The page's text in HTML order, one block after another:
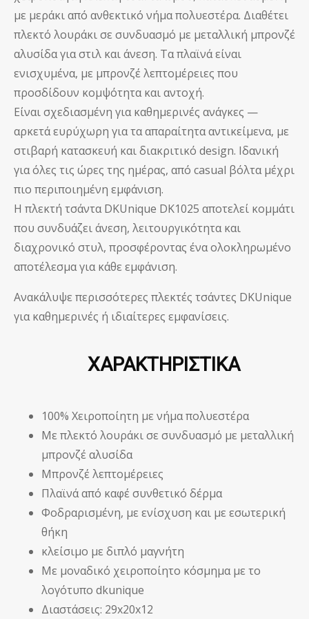
με μεράκι από ανθεκτικό νήμα πολυεστέρα. Διαθέτει
πλεκτό λουράκι σε συνδυασμό με μεταλλική μπρονζέ
αλυσίδα για στιλ και άνεση. Τα πλαϊνά είναι
ενισχυμένα, με μπρονζέ λεπτομέρειες που
προσδίδουν κομψότητα και αντοχή.
Είναι σχεδιασμένη για καθημερινές ανάγκες —
αρκετά ευρύχωρη για τα απαραίτητα αντικείμενα, με
στιβαρή κατασκευή και διακριτικό design. Ιδανική
για όλες τις ώρες της ημέρας, από casual βόλτα μέχρι
πιο περιποιημένη εμφάνιση.
Η πλεκτή τσάντα DKUnique DK1025 αποτελεί κομμάτι
που συνδυάζει άνεση, λειτουργικότητα και
διαχρονικό στυλ, προσφέροντας ένα ολοκληρωμένο
αποτέλεσμα για κάθε εμφάνιση.
Ανακάλυψε περισσότερες πλεκτές τσάντες DKUnique
για καθημερινές ή ιδιαίτερες εμφανίσεις.
ΧΑΡΑΚΤΗΡΙΣΤΙΚΑ
100% Χειροποίητη με νήμα πολυεστέρα
Με πλεκτό λουράκι σε συνδυασμό με μεταλλική
μπρονζέ αλυσίδα
Μπρονζέ λεπτομέρειες
Πλαϊνά από καφέ συνθετικό δέρμα
Φοδραρισμένη, με ενίσχυση και με εσωτερική
θήκη
κλείσιμο με διπλό μαγνήτη
Με μοναδικό χειροποίητο κόσμημα με το
λογότυπο dkunique
Διαστάσεις: 29x20x12